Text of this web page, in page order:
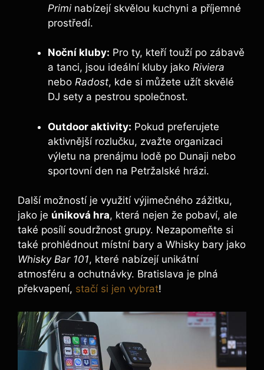
Priminabízejí skvělou kuchyni a příjemné
prostředí.
Noční kluby: Pro ty, kteří touží po zábavě
a tanci, jsou ideální kluby jako Riviera
nebo Radost, kde si můžete užít skvělé
DJ sety a pestrou společnost.
Outdoor aktivity: Pokud preferujete
aktivnější rozlučku, zvažte organizaci
výletu na prenájmu lodě po Dunaji nebo
sportovní den na Petržalské hrázi.
Další možností je využití výjimečného zážitku,
jako je úniková hra, která nejen že pobaví, ale
také posílí soudržnost grupy. Nezapomeňte si
také prohlédnout místní bary a Whisky bary jako
Whisky Bar 101, které nabízejí unikátní
atmosféru a ochutnávky. Bratislava je plná
překvapení, stačí si jen vybrat!